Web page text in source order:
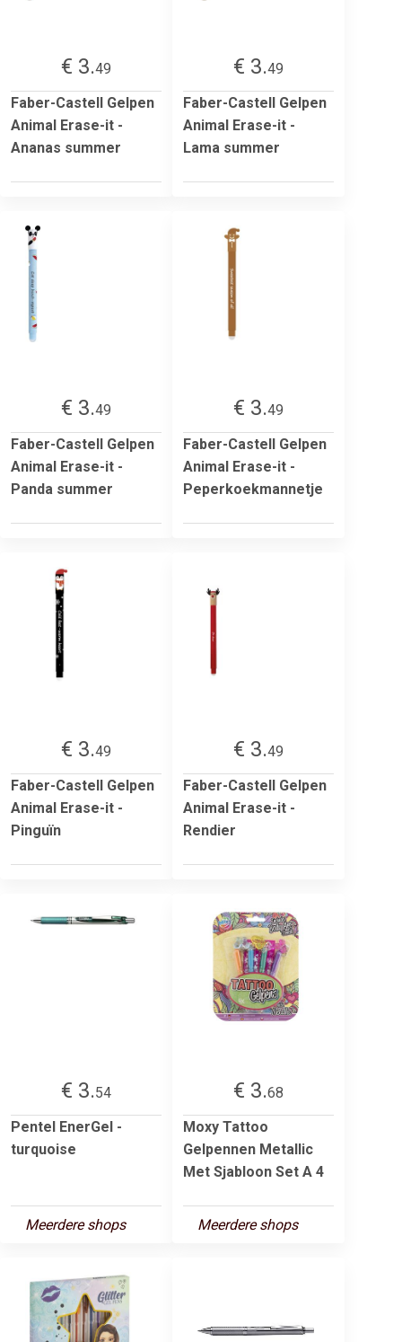
€ 3.49
Faber-Castell Gelpen
Animal Erase-it -
Ananas summer
€ 3.49
Faber-Castell Gelpen
Animal Erase-it -
Lama summer
€ 3.49
Faber-Castell Gelpen
Animal Erase-it -
Panda summer
€ 3.49
Faber-Castell Gelpen
Animal Erase-it -
Peperkoekmannetje
€ 3.49
Faber-Castell Gelpen
Animal Erase-it -
Pinguïn
€ 3.49
Faber-Castell Gelpen
Animal Erase-it -
Rendier
€ 3.54
Pentel EnerGel -
turquoise
Meerdere shops
€ 3.68
Moxy Tattoo
Gelpennen Metallic
Met Sjabloon Set A 4
Meerdere shops